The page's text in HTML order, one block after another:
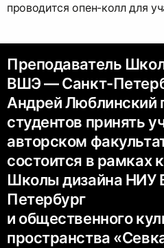
проводится опен-колл для
Преподаватель
ВШЭ — Санкт-
Андрей Люблинский
студентов принять
авторском
состоится в рамках
Школы дизайна
Петербург
и общественного
пространства